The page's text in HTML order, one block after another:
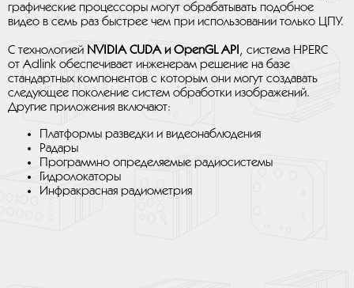
графические процессоры могут обрабатывать подобное
видео в семь раз быстрее чем при использовании только ЦПУ.
С технологией NVIDIA CUDA и OpenGL API , система HPERC
от Adlink обеспечивает инженерам решение на базе
стандартных компонентов с которым они могут создавать
следующее поколение систем обработки изображений.
Другие приложения включают:
Платформы разведки и видеонаблюдения
Радары
Программно определяемые радиосистемы
Гидролокаторы
Инфракрасная радиометрия